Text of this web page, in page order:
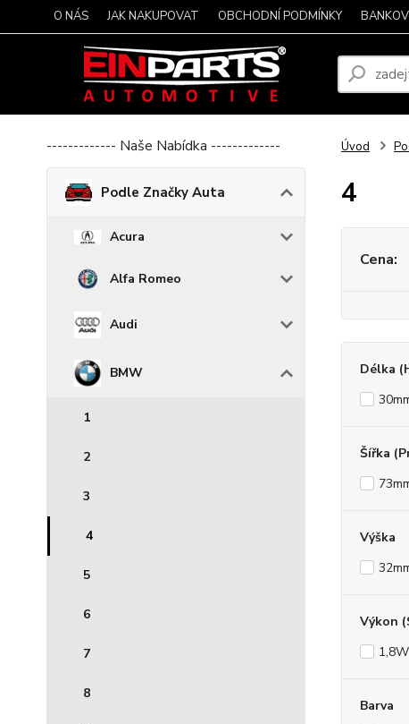
O NÁS JAK NAKUPOVAT OBCHODNÍ PODMÍNKY
------------- Naše Nabídka -------------
Podle Značky Auta
Acura
Alfa Romeo
Audi
BMW
1
2
3
4
5
6
7
8
Úvod
4
Cena:
Délka
Šířka
Výška
Výkon
1,8W
Barva